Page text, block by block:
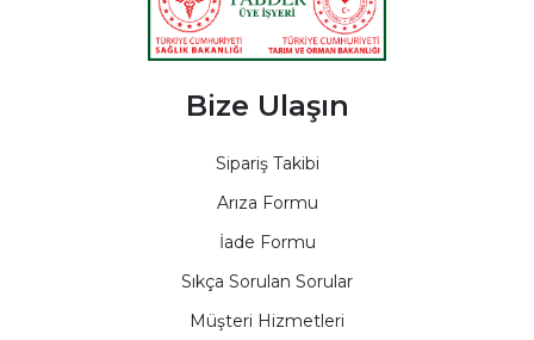
Bize Ulaşın
Sipariş Takibi
Arıza Formu
İade Formu
Sıkça Sorulan Sorular
Müşteri Hizmetleri